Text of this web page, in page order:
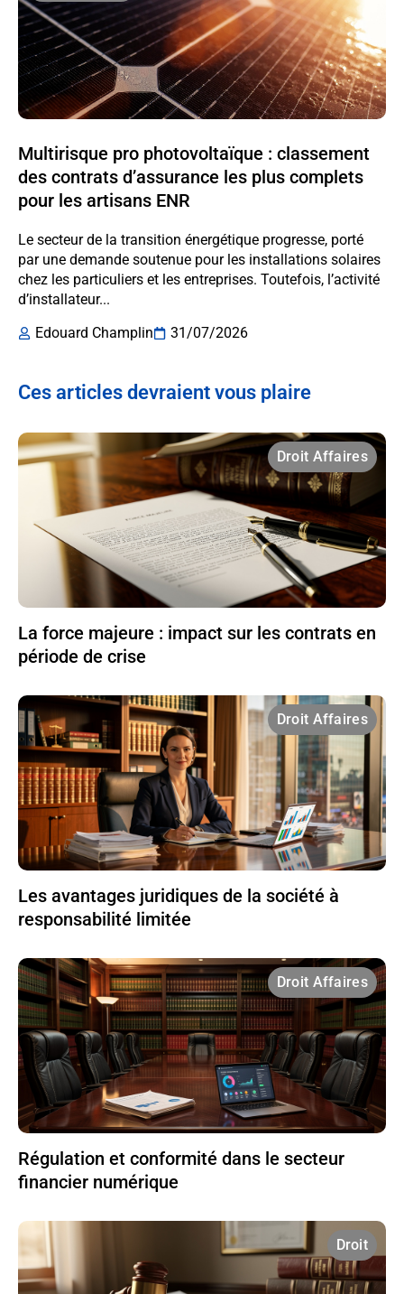
Multirisque pro photovoltaïque : classement
des contrats d’assurance les plus complets
pour les artisans ENR
Le secteur de la transition énergétique progresse, porté
par une demande soutenue pour les installations solaires
chez les particuliers et les entreprises. Toutefois, l’activité
d’installateur...
Edouard Champlin
31/07/2026
Ces articles devraient vous plaire
Droit Affaires
La force majeure : impact sur les contrats en
période de crise
Droit Affaires
Les avantages juridiques de la société à
responsabilité limitée
Droit Affaires
Régulation et conformité dans le secteur
financier numérique
Droit